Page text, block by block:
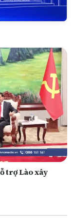
trợ Lào xây